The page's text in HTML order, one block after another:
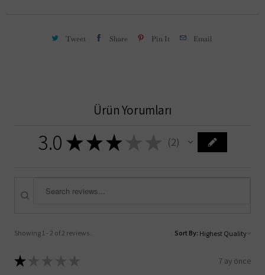
Tweet Share Pin It Email
Ürün Yorumları
3.0 ★ ★ ★ 2
2
Showing 1 - 2 of 2 reviews. Sort By:
★ 7 ay önce